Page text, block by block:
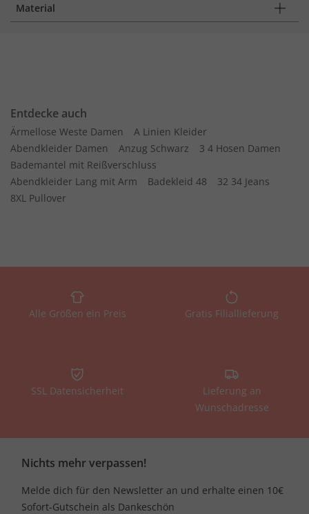
Material
Entdecke auch
Ärmellose Weste Damen
A Linien Kleider
Abendkleider Damen
Anzug Schwarz
3 4 Hosen Damen
Bademantel mit Reißverschluss
Abendkleider Lang mit Arm
Badekleid 48
32 34 Jeans
8XL Pullover
Alle Größen ein Preis Gratis Filiallieferung
SSL Datensicherheit
Lieferung an
Wunschadresse
Nichts mehr verpassen!
Melde dich für den Newsletter an und erhalte einen 10€
Sofort-Gutschein als Dankeschön